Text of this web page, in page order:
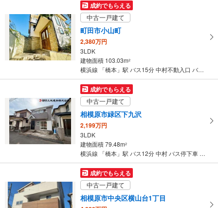
・改札外（南口１Ｆ）
その他
【ＪＲ】
・点字運賃表
【京王電鉄】
・点字案内（券売機・運賃表・階段手すり）
・ＡＥＤ
イ
ペ
ー
ジ
に
存
る
成約でもらえる
中古一戸建て
町田市小山町
2,380万円
3LDK
建物面積 103.03m2
横浜線 「橋本」駅 バス15分 中村不動入口 バス停下車 徒歩5分
成約でもらえる
中古一戸建て
相模原市緑区下九沢
2,199万円
3LDK
建物面積 79.48m2
横浜線 「橋本」駅 バス12分 中村 バス停下車 徒歩4分
成約でもらえる
中古一戸建て
相模原市中央区横山台1丁目